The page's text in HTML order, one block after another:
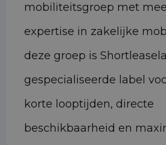
mobiliteitsgroep met
expertise in zakelijke
deze groep is
gespecialiseerde label
korte looptijden, directe
beschikbaarheid en